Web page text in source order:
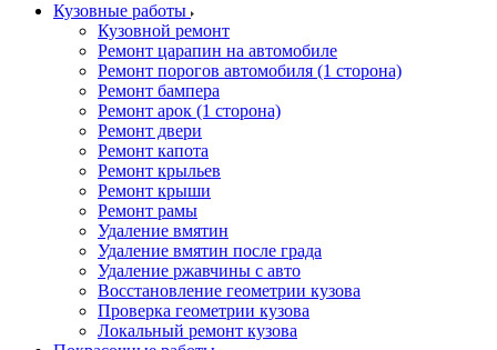
Кузовные работы
Кузовной ремонт
Ремонт царапин на автомобиле
Ремонт порогов автомобиля (1 сторона)
Ремонт бампера
Ремонт арок (1 сторона)
Ремонт двери
Ремонт капота
Ремонт крыльев
Ремонт крыши
Ремонт рамы
Удаление вмятин
Удаление вмятин после града
Удаление ржавчины с авто
Восстановление геометрии кузова
Проверка геометрии кузова
Локальный ремонт кузова